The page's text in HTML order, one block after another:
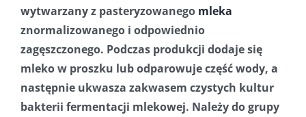
wytwarzany z pasteryzowanego mleka
znormalizowanego i odpowiednio
zagęszczonego. Podczas produkcji dodaje się
mleko w proszku lub odparowuje część wody, a
następnie ukwasza zakwasem czystych kultur
bakterii fermentacji mlekowej. Należy do grupy